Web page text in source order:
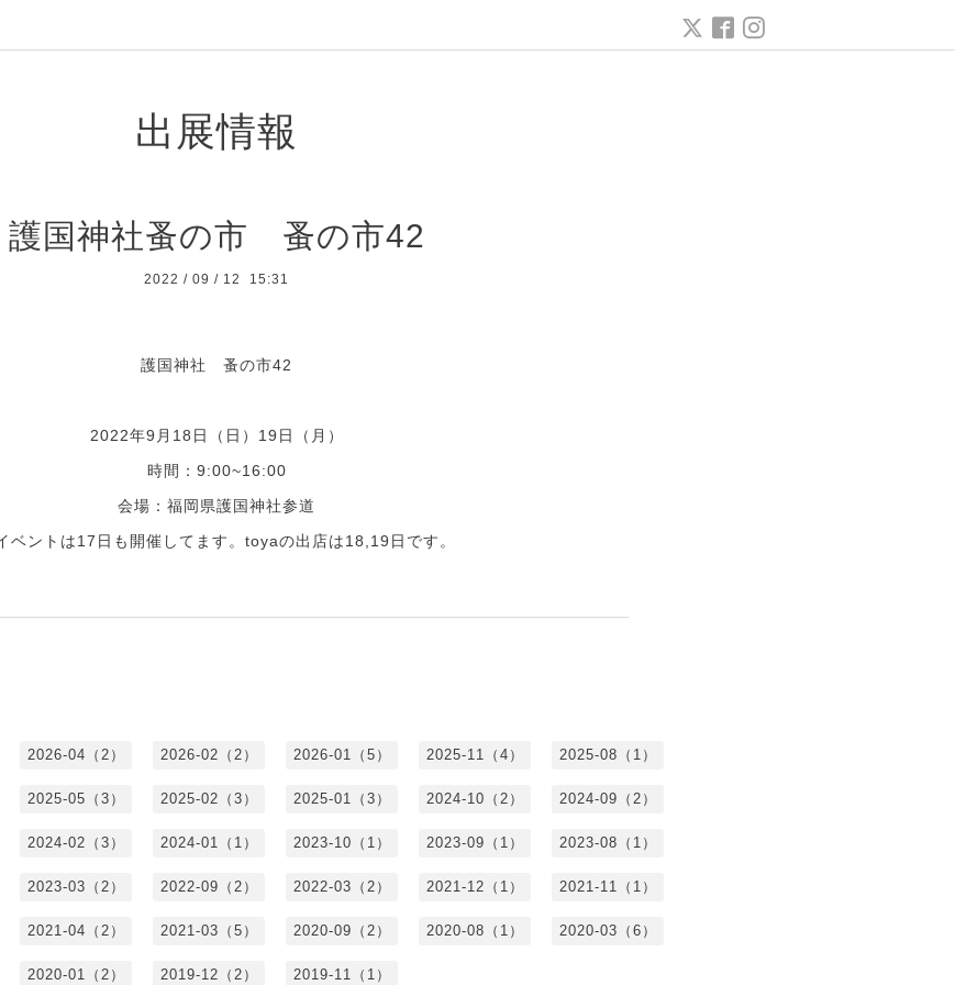
出展情報
護国神社蚤の市 蚤の市42
2022 / 09 / 12 15:31
護国神社 蚤の市42
2022年9月18日（日）19日（月）
時間：9:00~16:00
会場：福岡県護国神社参道
ベントは17日も開催してます。toyaの出店は18,19日です。
2026-04（2） 2026-02（2） 2026-01（5） 2025-11（4） 2025-08（1）
2025-05（3） 2025-02（3） 2025-01（3） 2024-10（2） 2024-09（2）
2024-02（3） 2024-01（1） 2023-10（1） 2023-09（1） 2023-08（1）
2023-03（2） 2022-09（2） 2022-03（2） 2021-12（1） 2021-11（1）
2021-04（2） 2021-03（5） 2020-09（2） 2020-08（1） 2020-03（6）
2020-01（2） 2019-12（2） 2019-11（1）